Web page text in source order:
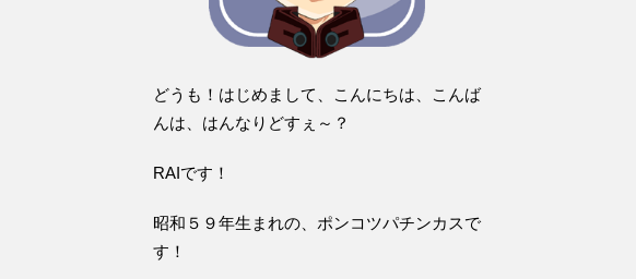
どうも！はじめまして、こんにちは、こんば
んは、はんなりどすぇ～？
RAIです！
昭和５９年生まれの、ポンコツパチンカスで
す！